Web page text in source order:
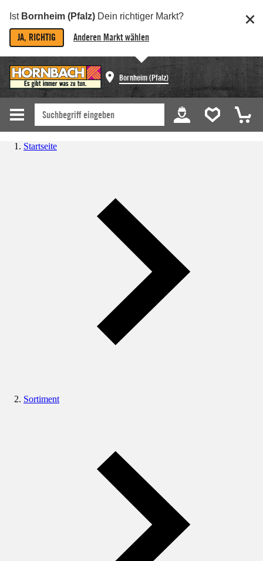
Ist Bornheim (Pfalz) Dein richtiger Markt?
JA, RICHTIG Anderen Markt wählen
Bornheim (Pfalz)
Startseite
Sortiment